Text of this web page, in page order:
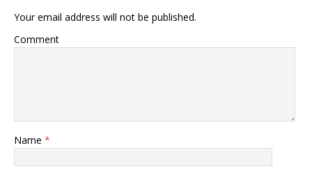
Your email address will not be published.
Comment
Name *